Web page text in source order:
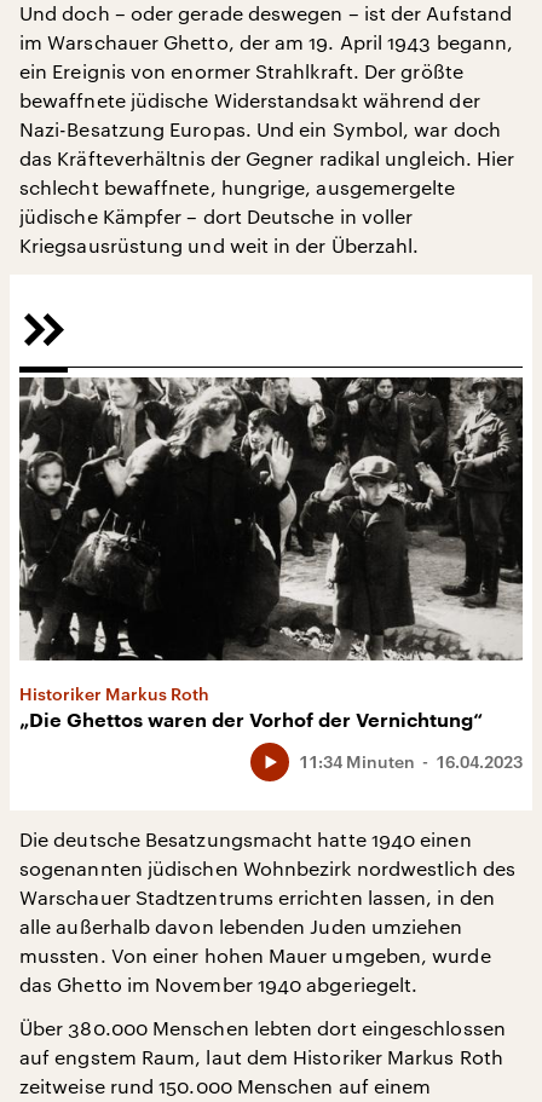
Und doch – oder gerade deswegen – ist der Aufstand
im Warschauer Ghetto, der am 19. April 1943 begann,
ein Ereignis von enormer Strahlkraft. Der größte
bewaffnete jüdische Widerstandsakt während der
Nazi-Besatzung Europas. Und ein Symbol, war doch
das Kräfteverhältnis der Gegner radikal ungleich. Hier
schlecht bewaffnete, hungrige, ausgemergelte
jüdische Kämpfer – dort Deutsche in voller
Kriegsausrüstung und weit in der Überzahl.
Historiker Markus Roth
„Die Ghettos waren der Vorhof der Vernichtung“
16.04.2023
11:34 Minuten
Die deutsche Besatzungsmacht hatte 1940 einen
sogenannten jüdischen Wohnbezirk nordwestlich des
Warschauer Stadtzentrums errichten lassen, in den
alle außerhalb davon lebenden Juden umziehen
mussten. Von einer hohen Mauer umgeben, wurde
das Ghetto im November 1940 abgeriegelt.
Über 380.000 Menschen lebten dort eingeschlossen
auf engstem Raum, laut dem Historiker Markus Roth
zeitweise rund 150.000 Menschen auf einem